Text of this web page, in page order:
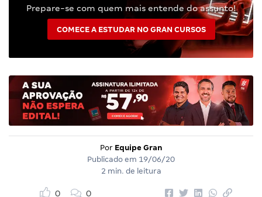
Prepare-se com quem mais entende do assunto!
COMECE A ESTUDAR NO GRAN CURSOS
Por Equipe Gran
Publicado em 19/06/20
2 min. de leitura
0 0